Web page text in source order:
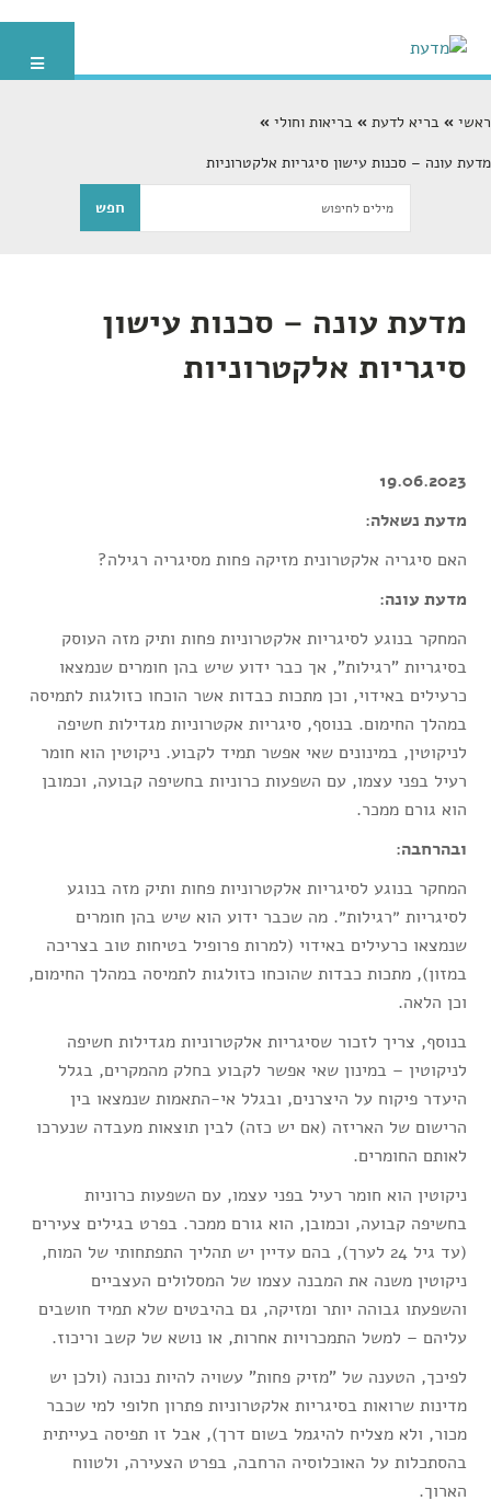
ראשי בריא לדעת
בריאות וחולי
מדעת עונה – סכנות עישון סיגריות אלקטרוניות
מדעת עונה – סכנות עישון
סיגריות אלקטרוניות
19.06.2023
מדעת נשאלה:
האם סיגריה אלקטרונית מזיקה פחות מסיגריה רגילה?
מדעת עונה:
המחקר בנוגע לסיגריות אלקטרוניות פחות ותיק מזה העוסק
בסיגריות "רגילות", אך כבר ידוע שיש בהן חומרים שנמצאו
כרעילים באידוי, וכן מתכות כבדות אשר הוכחו כזולגות לתמיסה
במהלך החימום. בנוסף, סיגריות אקטרוניות מגדילות חשיפה
לניקוטין, במינונים שאי אפשר תמיד לקבוע. ניקוטין הוא חומר
רעיל בפני עצמו, עם השפעות כרוניות בחשיפה קבועה, וכמובן
הוא גורם ממכר.
ובהרחבה:
המחקר בנוגע לסיגריות אלקטרוניות פחות ותיק מזה בנוגע
לסיגריות ״רגילות״. מה שכבר ידוע הוא שיש בהן חומרים
שנמצאו כרעילים באידוי (למרות פרופיל בטיחות טוב בצריכה
במזון), מתכות כבדות שהוכחו כזולגות לתמיסה במהלך החימום,
וכן הלאה.
בנוסף, צריך לזכור שסיגריות אלקטרוניות מגדילות חשיפה
לניקוטין – במינון שאי אפשר לקבוע בחלק מהמקרים, בגלל
היעדר פיקוח על היצרנים, ובגלל אי-התאמות שנמצאו בין
הרישום של האריזה (אם יש כזה) לבין תוצאות מעבדה שנערכו
לאותם החומרים.
ניקוטין הוא חומר רעיל בפני עצמו, עם השפעות כרוניות
בחשיפה קבועה, וכמובן, הוא גורם ממכר. בפרט בגילים צעירים
(עד גיל 24 לערך), בהם עדיין יש תהליך התפתחותי של המוח,
ניקוטין משנה את המבנה עצמו של המסלולים העצביים
והשפעתו גבוהה יותר ומזיקה, גם בהיבטים שלא תמיד חושבים
עליהם – למשל התמכרויות אחרות, או נושא של קשב וריכוז.
לפיכך, הטענה של "מזיק פחות" עשויה להיות נכונה (ולכן יש
מדינות שרואות בסיגריות אלקטרוניות פתרון חלופי למי שכבר
מכור, ולא מצליח להיגמל בשום דרך), אבל זו תפיסה בעייתית
בהסתכלות על האוכלוסיה הרחבה, בפרט הצעירה, ולטווח
הארוך.